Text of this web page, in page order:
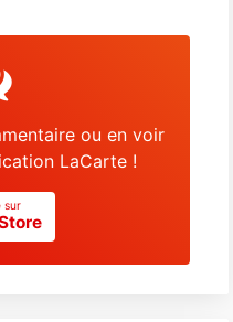
ou en voir
LaCarte !
sur